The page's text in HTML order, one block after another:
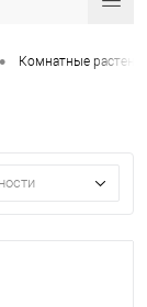
• Комнатные